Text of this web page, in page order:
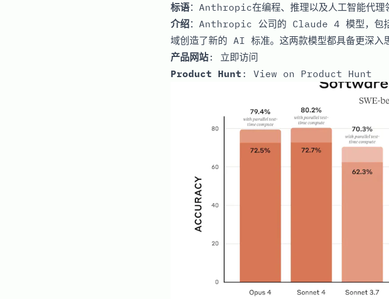
标语：Anthropic在编程、推理以及人工智能代理
介绍：Anthropic 公司的 Claude 4 模型，包
域创造了新的 AI 标准。这两款模型都具备更深入
产品网站: 立即访问
Product Hunt : View on Product Hunt